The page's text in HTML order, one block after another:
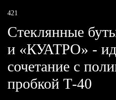
421
Стеклянные
и «КУАТРО» -
сочетание с
пробкой Т-40